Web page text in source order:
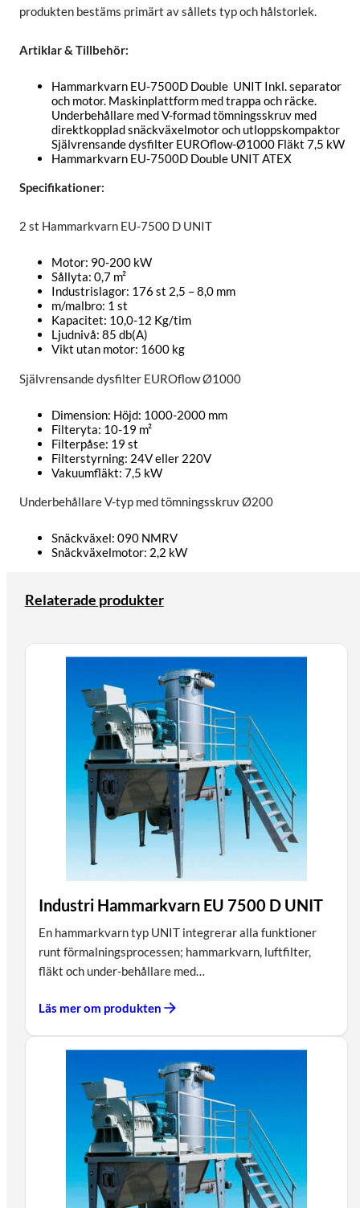
produkten bestäms primärt av sållets typ och hålstorlek.
Artiklar & Tillbehör:
Hammarkvarn EU-7500D Double UNIT Inkl. separator
och motor. Maskinplattform med trappa och räcke.
Underbehållare med V-formad tömningsskruv med
direktkopplad snäckväxelmotor och utloppskompaktor
Självrensande dysfilter EUROflow-Ø1000 Fläkt 7,5 kW
Hammarkvarn EU-7500D Double UNIT ATEX
Specifikationer:
2 st Hammarkvarn EU-7500 D UNIT
Motor: 90-200 kW
Sållyta: 0,7 m²
Industrislagor: 176 st 2,5 – 8,0 mm
m/malbro: 1 st
Kapacitet: 10,0-12 Kg/tim
Ljudnivå: 85 db(A)
Vikt utan motor: 1600 kg
Självrensande dysfilter EUROflow Ø1000
Dimension: Höjd: 1000-2000 mm
Filteryta: 10-19 m²
Filterpåse: 19 st
Filterstyrning: 24V eller 220V
Vakuumfläkt: 7,5 kW
Underbehållare V-typ med tömningsskruv Ø200
Snäckväxel: 090 NMRV
Snäckväxelmotor: 2,2 kW
Relaterade produkter
Industri Hammarkvarn EU 7500 D UNIT
En hammarkvarn typ UNIT integrerar alla funktioner
runt förmalningsprocessen; hammarkvarn, luftfilter,
fläkt och under-behållare med…
Läs mer om produkten